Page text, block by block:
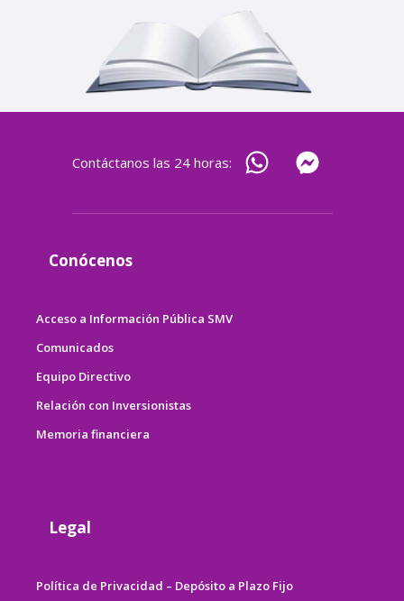
Contáctanos las 24 horas:
Conócenos
Acceso a Información Pública SMV
Comunicados
Equipo Directivo
Relación con Inversionistas
Memoria financiera
Legal
Política de Privacidad – Depósito a Plazo Fijo